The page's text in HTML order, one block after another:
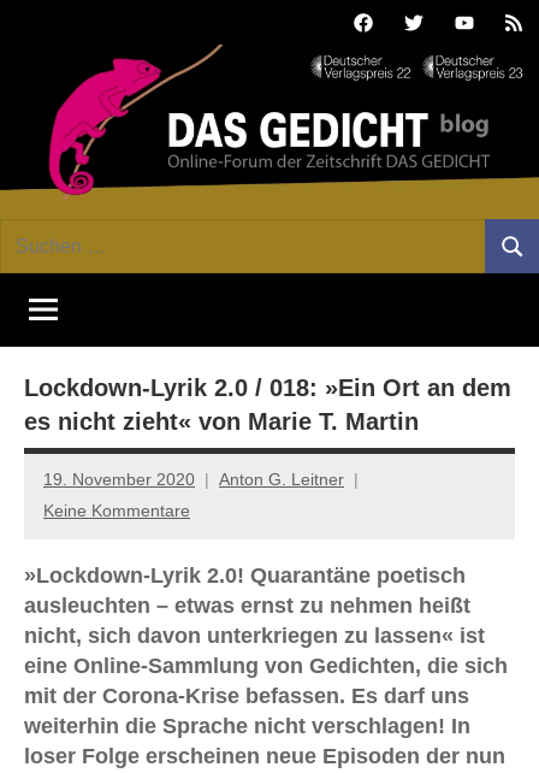
FacebookTwitterYoutube
GEDICHT
blog
Forum
von
DAS
Lyrik,
Essay
Suchen
Lockdown-Lyrik 2.0 / 018: »Ein Ort an dem
es nicht zieht« von Marie T. Martin
19. November 2020
Anton G. Leitner
Keine Kommentare
»Lockdown-Lyrik 2.0! Quarantäne poetisch
ausleuchten – etwas ernst zu nehmen heißt
nicht, sich davon unterkriegen zu lassen« ist
eine Online-Sammlung von Gedichten, die sich
mit der Corona-Krise befassen. Es darf uns
weiterhin die Sprache nicht verschlagen! In
loser Folge erscheinen neue Episoden der nun